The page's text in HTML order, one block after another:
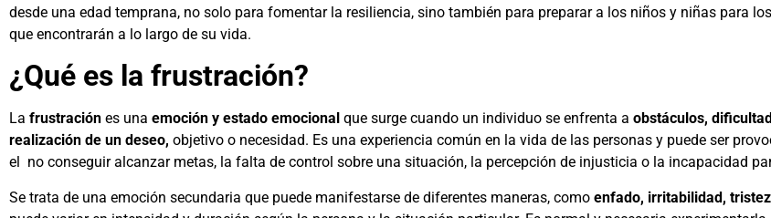
desde una edad temprana, no solo para fomentar la resiliencia, sino también para preparar a los niños y niñas para
que encontrarán a lo largo de su vida.
¿Qué es la frustración?
La frustración es una emoción y estado emocional que surge cuando un individuo se enfrenta a obstáculos,
realización de un deseo, objetivo o necesidad. Es una experiencia común en la vida de las personas y puede ser
el no conseguir alcanzar metas, la falta de control sobre una situación, la percepción de injusticia o la incapacidad
Se trata de una emoción secundaria que puede manifestarse de diferentes maneras, como enfado, irritabilidad,